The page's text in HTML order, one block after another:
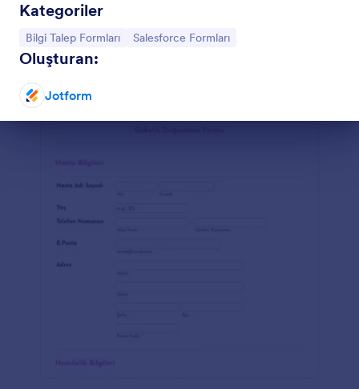
Kategoriler
Kategoriye git:
Bilgi Talep Formları Kategoriye git:
Salesforce Formları
Oluşturan:
Jotform
Önizleme